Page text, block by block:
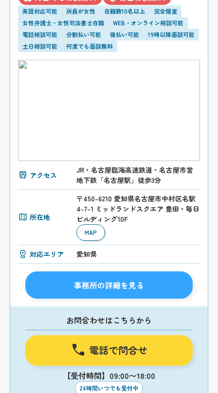
英語対応可能 所長が女性 在籍数10名以上
完全個室
女性弁護士・女性司法書士在籍
WEB・オンライン相談可能
電話相談可能
分割払い可能 後払い可能
19時以降面談可能
土日相談可能
何度でも面談無料
アクセス
JR・名古屋臨海高速鉄道・名古屋市営
地下鉄「名古屋駅」徒歩3分
所在地
〒450-6210 愛知県名古屋市中村区名駅
4-7-1 ミッドランドスクエア 豊田・毎日
ビルディング10F
MAP
対応エリア 愛知県
事務所の詳細を見る
お問合わせはこちらから
電話で問合せ
【受付時間】09:00〜18:00
24時間いつでも受付中